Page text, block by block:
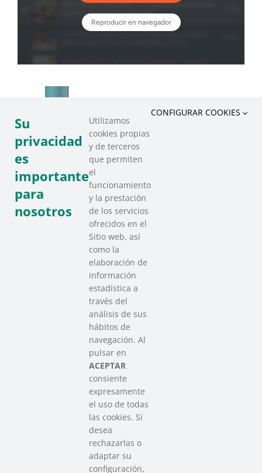
SAREEN SAREA
Asociación que agrupa a las redes
del Tercer Sector Social en Euskadi
Contacto
info@sareensarea.eu
Iparraguirre, 9 lonja – 48009 Bilbao
946 569 230
Su
privacidad
es
importante
para
nosotros
Utilizamos
cookies propias
y de terceros
que permiten
el
funcionamiento
y la prestación
de los servicios
ofrecidos en el
Sitio web, así
como la
elaboración de
información
estadística a
través del
análisis de sus
hábitos de
navegación. Al
pulsar en
ACEPTAR
consiente
expresamente
el uso de todas
las cookies. Si
desea
rechazarlas o
adaptar su
configuración,
CONFIGURAR COOKIES